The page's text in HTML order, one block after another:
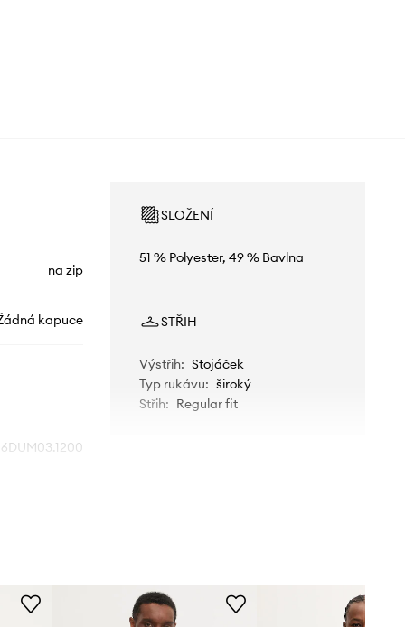
na zip
kapuce
SLOŽENÍ
51 % Polyester, 49 % Bavlna
STŘIH
Výstřih: Stojáček
Typ rukávu: široký
Střih: Regular fit